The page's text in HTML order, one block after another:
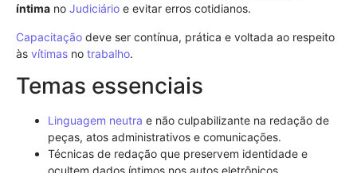
íntima no Judiciário e evitar erros cotidianos.
Capacitação deve ser contínua, prática e voltada ao respeito
às vítimas no trabalho.
Temas essenciais
Linguagem neutra e não culpabilizante na redação de
peças, atos administrativos e comunicações.
Técnicas de redação que preservem identidade e